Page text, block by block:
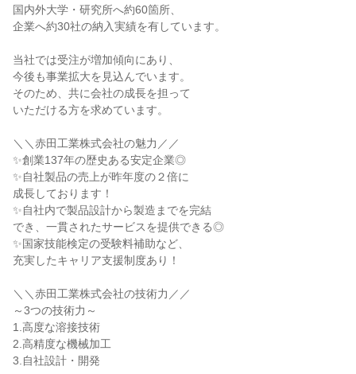
国内外大学・研究所へ約60箇所、
企業へ約30社の納入実績を有しています。
当社では受注が増加傾向にあり、
今後も事業拡大を見込んでいます。
そのため、共に会社の成長を担って
いただける方を求めています。
＼＼赤田工業株式会社の魅力／／
✨創業137年の歴史ある安定企業◎
✨自社製品の売上が昨年度の２倍に
成長しております！
✨自社内で製品設計から製造までを完結
でき、一貫されたサービスを提供できる◎
✨国家技能検定の受験料補助など、
充実したキャリア支援制度あり！
＼＼赤田工業株式会社の技術力／／
～3つの技術力～
1.高度な溶接技術
2.高精度な機械加工
3.自社設計・開発